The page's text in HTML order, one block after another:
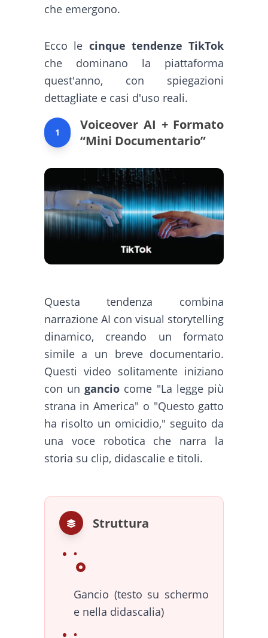
che emergono.
Ecco le cinque tendenze TikTok
che dominano la piattaforma
quest'anno, con spiegazioni
dettagliate e casi d'uso reali.
1
Voiceover AI + Formato
“Mini Documentario”
Questa tendenza combina
narrazione AI con visual storytelling
dinamico, creando un formato
simile a un breve documentario.
Questi video solitamente iniziano
con ungancio come "La legge più
strana in America" o "Questo gatto
ha risolto un omicidio," seguito da
una voce robotica che narra la
storia su clip, didascalie e titoli.
Struttura
Gancio (testo su schermo
e nella didascalia)